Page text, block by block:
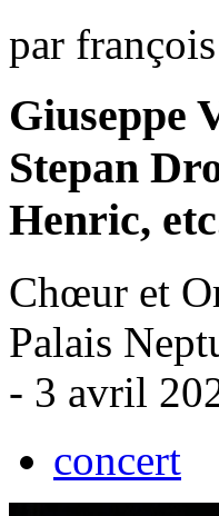
par
Giuseppe
Stepan
Henric,
Chœur et
Palais
- 3 avril
concert